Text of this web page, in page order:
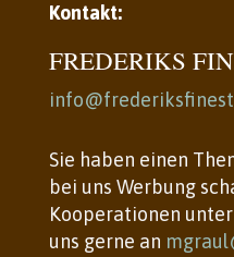
Kontakt:
FREDERIKS
Sie haben einen
bei uns Werbung
Kooperationen
uns gerne an